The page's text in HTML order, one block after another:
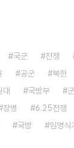
국군 전쟁
공군 북한
대 국방부
장병 6.25전쟁
국방 임영식